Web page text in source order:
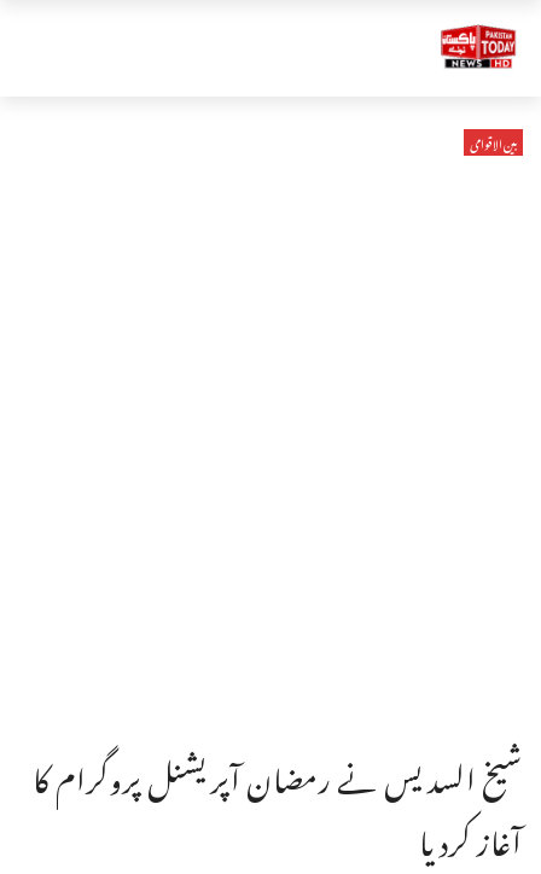
بین الاقوامی
شیخ السدیس نے رمضان آپریشنل پروگرام کا
آغاز کردیا